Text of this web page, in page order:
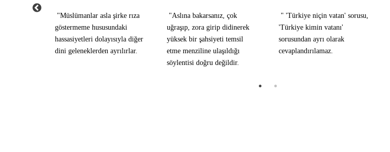
"Müslümanlar asla şirke rıza
göstermeme hususundaki
hassasiyetleri dolayısıyla diğer
dini geleneklerden ayrılırlar.
"Aslına bakarsanız, çok
uğraşıp, zora girip didinerek
yüksek bir şahsiyeti temsil
etme menziline ulaşıldığı
söylentisi doğru değildir.
" 'Türkiye niçin vatan' sorusu,
'Türkiye kimin vatanı'
sorusundan ayrı olarak
cevaplandırılamaz.